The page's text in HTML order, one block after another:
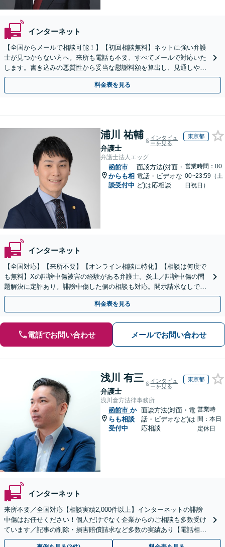
インターネット
【全国からメールで相談可能！】【初回相談無料】ネットに強い弁護
士が見つからない方へ。来所も電話も不要、すべてメールで対応いた
します。書き込みの悪質性から妥当な慰謝料額を算出し、見通しや費
用面のリスクも包み隠さずお伝えしサポートします。
料金表を見る
浦川 祐輔
弁護士
インタビュ
ーを見る
東京都
弁護士法人エッグ
函館市
からも相
談受付中
面談方法(対面・
電話・ビデオな
ど)は応相談
営業時間：00:
00~23:59（土
日祝日）
インターネット
【全国対応】【来所不要】【オンライン相談に特化】【相談は何度で
も無料】Xの誹謗中傷被害の経験がある弁護士。炎上／誹謗中傷の問
題解決に定評あり。誹謗中傷した側の相談も対応。開示請求なしで本
人の特定ができる場合もあり。
料金表を見る
電話でお問い合わせ メールでお問い合わせ
浅川 有三
弁護士
インタビュ
ーを見る
東京都
浅川倉方法律事務所
函館市 か
らも相談
受付中
面談方法(対面・電
話・ビデオなど)は
応相談
営業時
間：本日
定休日
インターネット
来所不要／全国対応【相談実績2,000件以上】インターネットの誹謗
中傷はお任せください！個人だけでなく企業からのご相談も多数受け
ています／記事の削除・損害賠償請求など多数の実績あり【電話相談
可】【初回相談無料】【夜間休日面談可】